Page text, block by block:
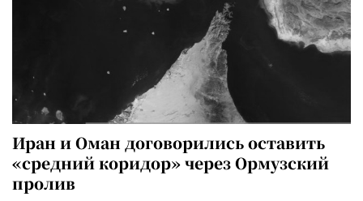
Иран и Оман договорились оставить
«средний коридор» через Ормузский
пролив